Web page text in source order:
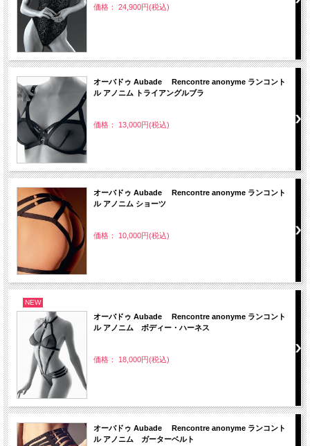
価格： 24,900円(税込)
オーバドゥ Aubade Rencontre anonyme ランコント
ル アノニム トライアングルブラ
価格： 13,000円(税込)
オーバドゥ Aubade Rencontre anonyme ランコント
ル アノニム ショーツ
価格： 10,000円(税込)
NEW
オーバドゥ Aubade Rencontre anonyme ランコント
ル アノニム ボディー・ハーネス
価格： 18,000円(税込)
オーバドゥ Aubade Rencontre anonyme ランコント
ル アノニム ガーターベルト